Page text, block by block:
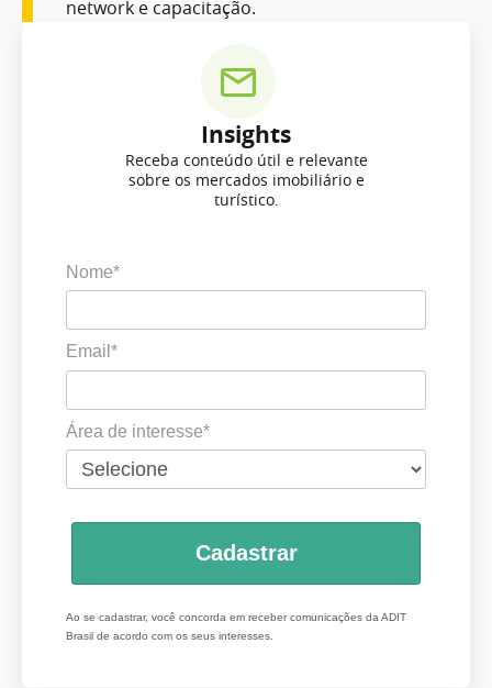
network e capacitação.
Insights
Receba conteúdo útil e relevante
sobre os mercados imobiliário e
turístico.
Nome*
Email*
Área de interesse*
Cadastrar
Ao se cadastrar, você concorda em receber comunicações da ADIT
Brasil de acordo com os seus interesses.